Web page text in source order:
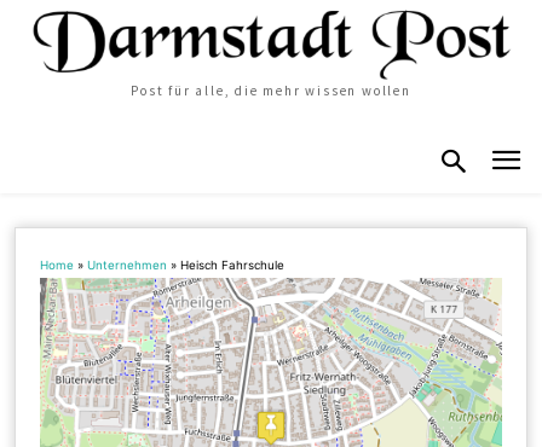
Post für alle, die mehr wissen wollen
Home »Unternehmen »Heisch Fahrschule